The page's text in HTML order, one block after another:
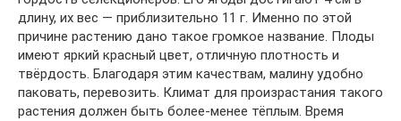
длину, их вес — приблизительно 11 г. Именно по этой
причине растению дано такое громкое название. Плоды
имеют яркий красный цвет, отличную плотность и
твёрдость. Благодаря этим качествам, малину удобно
паковать, перевозить. Климат для произрастания такого
растения должен быть более-менее тёплым. Время